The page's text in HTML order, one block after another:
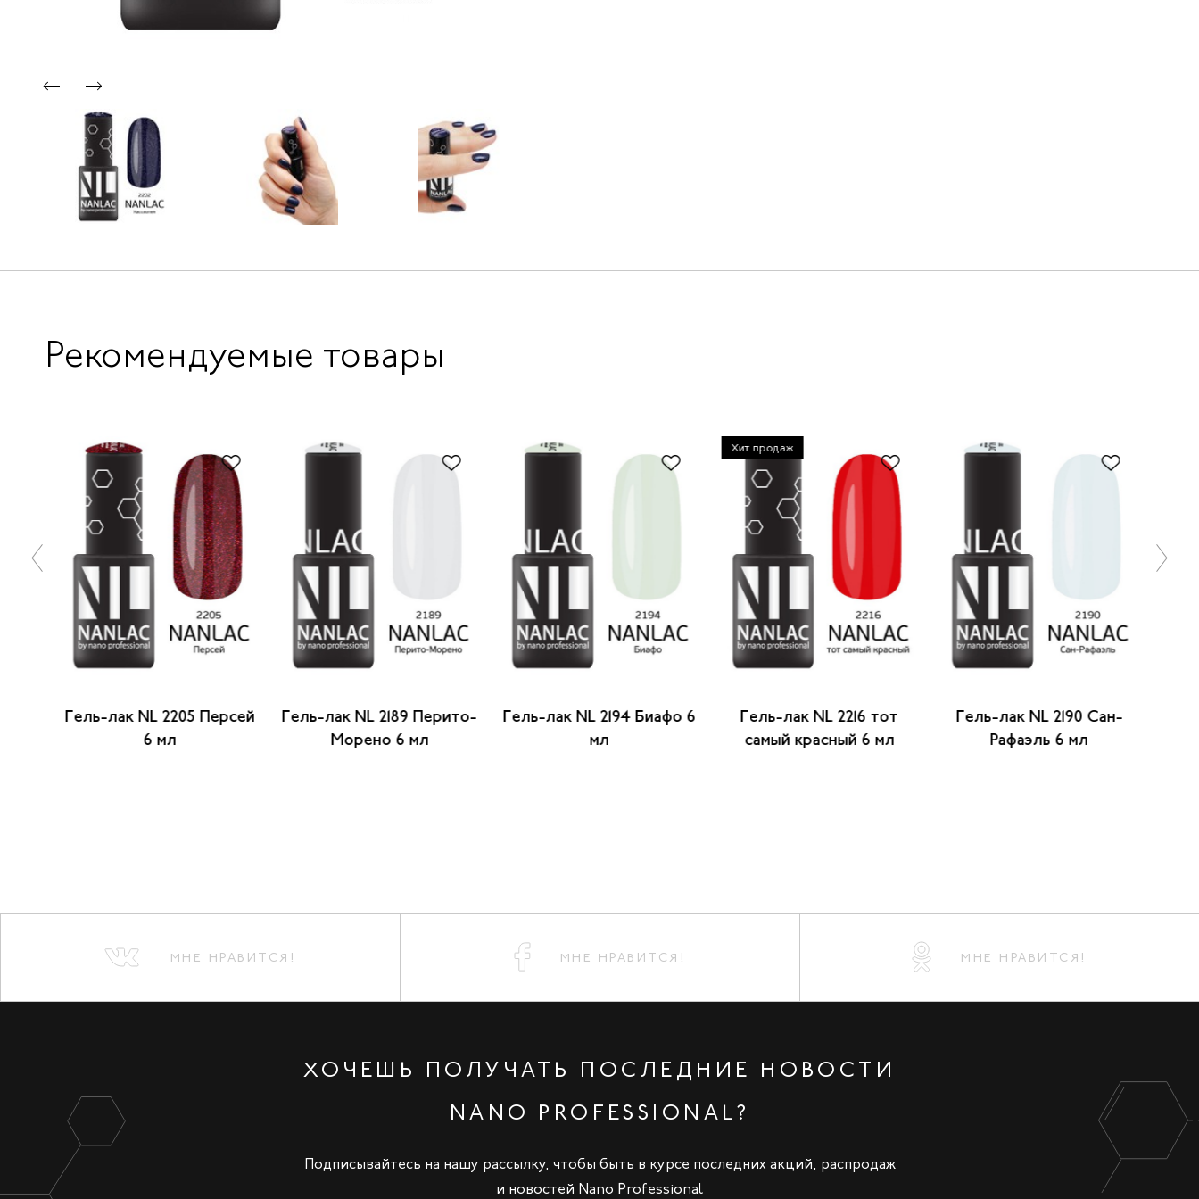
Рекомендуемые товары
Гель-лак NL 2205 Персей
6 мл
Гель-лак NL 2189 Перито-
Морено 6 мл
Гель-лак NL 2194 Биафо 6
мл
Хит продаж
Гель-лак NL 2216 тот
самый красный 6 мл
Гель-лак NL 2190 Сан-
Рафаэль 6 мл
МНЕ НРАВИТСЯ! МНЕ НРАВИТСЯ! МНЕ НРАВИТСЯ!
ХОЧЕШЬ ПОЛУЧАТЬ ПОСЛЕДНИЕ НОВОСТИ
NANO PROFESSIONAL?
Подписывайтесь на нашу рассылку, чтобы быть в курсе последних акций, распродаж
и новостей Nano Professional